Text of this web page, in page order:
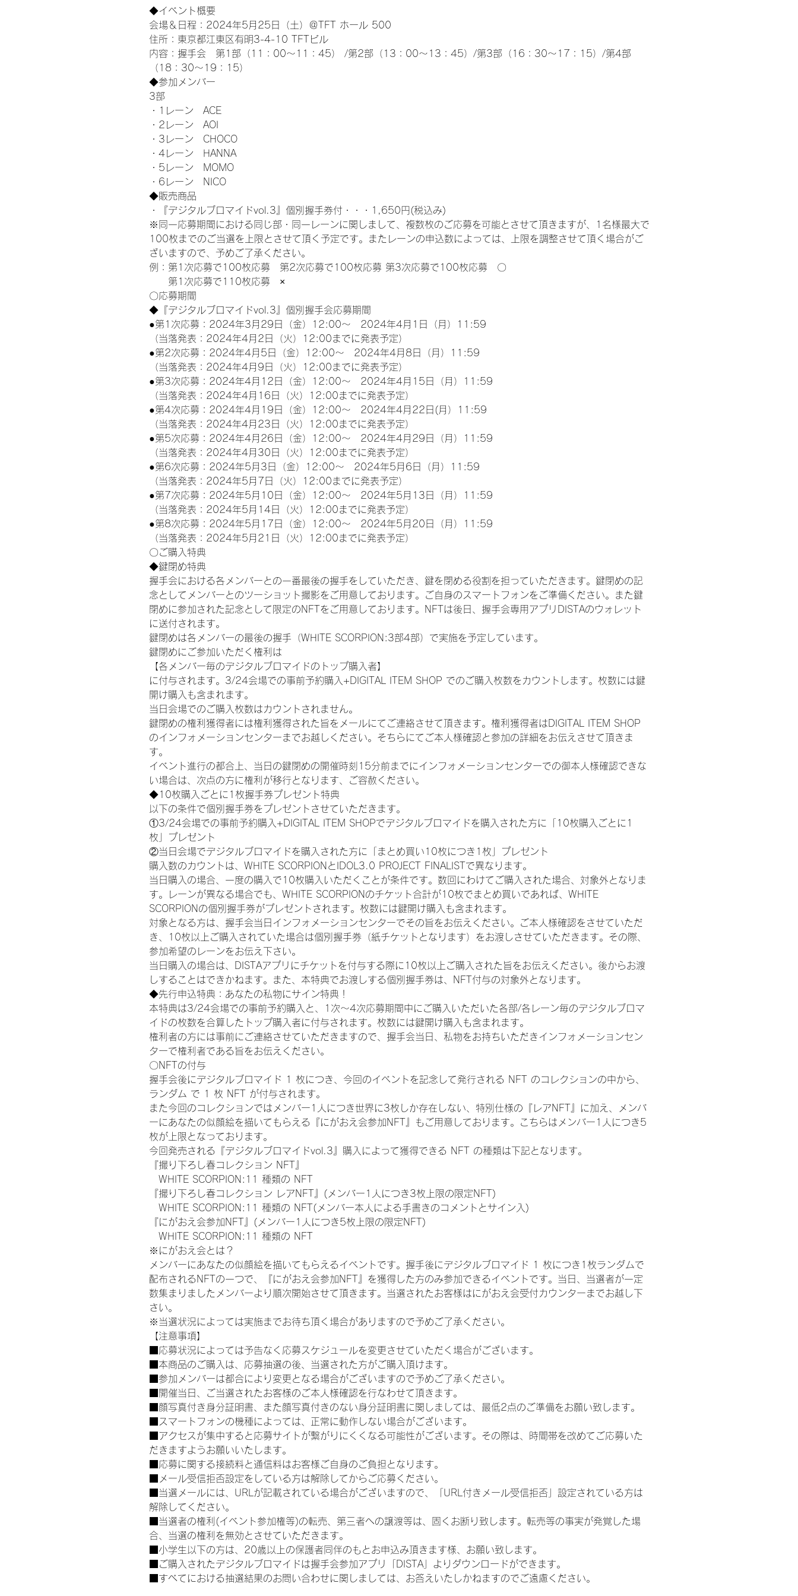
◆イベント概要
会場＆日程：2024年5月25日（土）＠TFT ホール 500
住所：東京都江東区有明3-4-10 TFTビル
内容：握手会　第1部（11：00～11：45） /第2部（13：00～13：45）/第3部（16：30～17：15）/第4部
（18：30～19：15）
◆参加メンバー
3部
・1レーン　ACE
・2レーン　AOI
・3レーン　CHOCO
・4レーン　HANNA
・5レーン　MOMO
・6レーン　NICO
◆販売商品
・『デジタルブロマイドvol.3』個別握手券付・・・1,650円(税込み)
※同一応募期間における同じ部・同一レーンに関しまして、複数枚のご応募を可能とさせて頂きますが、1名様最大で
100枚までのご当選を上限とさせて頂く予定です。またレーンの申込数によっては、上限を調整させて頂く場合がご
ざいますので、予めご了承ください。
例：第1次応募で100枚応募　第2次応募で100枚応募 第3次応募で100枚応募　〇
第1次応募で110枚応募　×
〇応募期間
◆『デジタルブロマイドvol.3』個別握手会応募期間
●第1次応募：2024年3月29日（金）12:00～　2024年4月1日（月）11:59
（当落発表：2024年4月2日（火）12:00までに発表予定）
●第2次応募：2024年4月5日（金）12:00～　2024年4月8日（月）11:59
（当落発表：2024年4月9日（火）12:00までに発表予定）
●第3次応募：2024年4月12日（金）12:00～　2024年4月15日（月）11:59
（当落発表：2024年4月16日（火）12:00までに発表予定）
●第4次応募：2024年4月19日（金）12:00～　2024年4月22日(月）11:59
（当落発表：2024年4月23日（火）12:00までに発表予定）
●第5次応募：2024年4月26日（金）12:00～　2024年4月29日（月）11:59
（当落発表：2024年4月30日（火）12:00までに発表予定）
●第6次応募：2024年5月3日（金）12:00～　2024年5月6日（月）11:59
（当落発表：2024年5月7日（火）12:00までに発表予定）
●第7次応募：2024年5月10日（金）12:00～　2024年5月13日（月）11:59
（当落発表：2024年5月14日（火）12:00までに発表予定）
●第8次応募：2024年5月17日（金）12:00～　2024年5月20日（月）11:59
（当落発表：2024年5月21日（火）12:00までに発表予定）
〇ご購入特典
◆鍵閉め特典
握手会における各メンバーとの一番最後の握手をしていただき、鍵を閉める役割を担っていただきます。鍵閉めの記
念としてメンバーとのツーショット撮影をご用意しております。ご自身のスマートフォンをご準備ください。また鍵
閉めに参加された記念として限定のNFTをご用意しております。NFTは後日、握手会専用アプリDISTAのウォレット
に送付されます。
鍵閉めは各メンバーの最後の握手（WHITE SCORPION:3部4部）で実施を予定しています。
鍵閉めにご参加いただく権利は
【各メンバー毎のデジタルブロマイドのトップ購入者】
に付与されます。3/24会場での事前予約購入+DIGITAL ITEM SHOP でのご購入枚数をカウントします。枚数には鍵
開け購入も含まれます。
当日会場でのご購入枚数はカウントされません。
鍵閉めの権利獲得者には権利獲得された旨をメールにてご連絡させて頂きます。権利獲得者はDIGITAL ITEM SHOP
のインフォメーションセンターまでお越しください。そちらにてご本人様確認と参加の詳細をお伝えさせて頂きま
す。
イベント進行の都合上、当日の鍵閉めの開催時刻15分前までにインフォメーションセンターでの御本人様確認できな
い場合は、次点の方に権利が移行となります、ご容赦ください。
◆10枚購入ごとに1枚握手券プレゼント特典
以下の条件で個別握手券をプレゼントさせていただきます。
①3/24会場での事前予約購入+DIGITAL ITEM SHOPでデジタルブロマイドを購入された方に「10枚購入ごとに1
枚」プレゼント
②当日会場でデジタルブロマイドを購入された方に「まとめ買い10枚につき1枚」プレゼント
購入数のカウントは、WHITE SCORPIONとIDOL3.0 PROJECT FINALISTで異なります。
当日購入の場合、一度の購入で10枚購入いただくことが条件です。数回にわけてご購入された場合、対象外となりま
す。レーンが異なる場合でも、WHITE SCORPIONのチケット合計が10枚でまとめ買いであれば、WHITE
SCORPIONの個別握手券がプレゼントされます。枚数には鍵開け購入も含まれます。
対象となる方は、握手会当日インフォメーションセンターでその旨をお伝えください。ご本人様確認をさせていただ
き、10枚以上ご購入されていた場合は個別握手券（紙チケットとなります）をお渡しさせていただきます。その際、
参加希望のレーンをお伝え下さい。
当日購入の場合は、DISTAアプリにチケットを付与する際に10枚以上ご購入された旨をお伝えください。後からお渡
しすることはできかねます。また、本特典でお渡しする個別握手券は、NFT付与の対象外となります。
◆先行申込特典：あなたの私物にサイン特典！
本特典は3/24会場での事前予約購入と、1次〜4次応募期間中にご購入いただいた各部/各レーン毎のデジタルブロマ
イドの枚数を合算したトップ購入者に付与されます。枚数には鍵開け購入も含まれます。
権利者の方には事前にご連絡させていただきますので、握手会当日、私物をお持ちいただきインフォメーションセン
ターで権利者である旨をお伝えください。
〇NFTの付与
握手会後にデジタルブロマイド 1 枚につき、今回のイベントを記念して発行される NFT のコレクションの中から、
ランダム で 1 枚 NFT が付与されます。
また今回のコレクションではメンバー1人につき世界に3枚しか存在しない、特別仕様の『レアNFT』に加え、メンバ
ーにあなたの似顔絵を描いてもらえる『にがおえ会参加NFT』もご用意しております。こちらはメンバー1人につき5
枚が上限となっております。
今回発売される『デジタルブロマイドvol.3』購入によって獲得できる NFT の種類は下記となります。
『撮り下ろし春コレクション NFT』
WHITE SCORPION:11 種類の NFT
『撮り下ろし春コレクション レアNFT』(メンバー1人につき3枚上限の限定NFT)
WHITE SCORPION:11 種類の NFT(メンバー本人による手書きのコメントとサイン入)
『にがおえ会参加NFT』(メンバー1人につき5枚上限の限定NFT)
WHITE SCORPION:11 種類の NFT
※にがおえ会とは？
メンバーにあなたの似顔絵を描いてもらえるイベントです。握手後にデジタルブロマイド 1 枚につき1枚ランダムで
配布されるNFTの一つで、『にがおえ会参加NFT』を獲得した方のみ参加できるイベントです。当日、当選者が一定
数集まりましたメンバーより順次開始させて頂きます。当選されたお客様はにがおえ会受付カウンターまでお越し下
さい。
※当選状況によっては実施までお待ち頂く場合がありますので予めご了承ください。
【注意事項】
■応募状況によっては予告なく応募スケジュールを変更させていただく場合がございます。
■本商品のご購入は、応募抽選の後、当選された方がご購入頂けます。
■参加メンバーは都合により変更となる場合がございますので予めご了承ください。
■開催当日、ご当選されたお客様のご本人様確認を行なわせて頂きます。
■顔写真付き身分証明書、また顔写真付きのない身分証明書に関しましては、最低2点のご準備をお願い致します。
■スマートフォンの機種によっては、正常に動作しない場合がございます。
■アクセスが集中すると応募サイトが繋がりにくくなる可能性がございます。その際は、時間帯を改めてご応募いた
だきますようお願いいたします。
■応募に関する接続料と通信料はお客様ご自身のご負担となります。
■メール受信拒否設定をしている方は解除してからご応募ください。
■当選メールには、URLが記載されている場合がございますので、「URL付きメール受信拒否」設定されている方は
解除してください。
■当選者の権利(イベント参加権等)の転売、第三者への譲渡等は、固くお断り致します。転売等の事実が発覚した場
合、当選の権利を無効とさせていただきます。
■小学生以下の方は、20歳以上の保護者同伴のもとお申込み頂きます様、お願い致します。
■ご購入されたデジタルブロマイドは握手会参加アプリ「DISTA」よりダウンロードができます。
■すべてにおける抽選結果のお問い合わせに関しましては、お答えいたしかねますのでご遠慮ください。